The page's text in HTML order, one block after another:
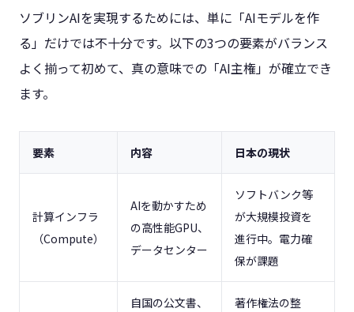
ソブリンAIを実現するためには、単に「AIモデルを作
る」だけでは不十分です。以下の3つの要素がバランス
よく揃って初めて、真の意味での「AI主権」が確立でき
ます。
要素 内容 日本の現状
計算インフラ
（Compute）
AIを動かすため
の高性能GPU、
データセンター
ソフトバンク等
が大規模投資を
進行中。電力確
保が課題
自国の公文書、
著作権法の整